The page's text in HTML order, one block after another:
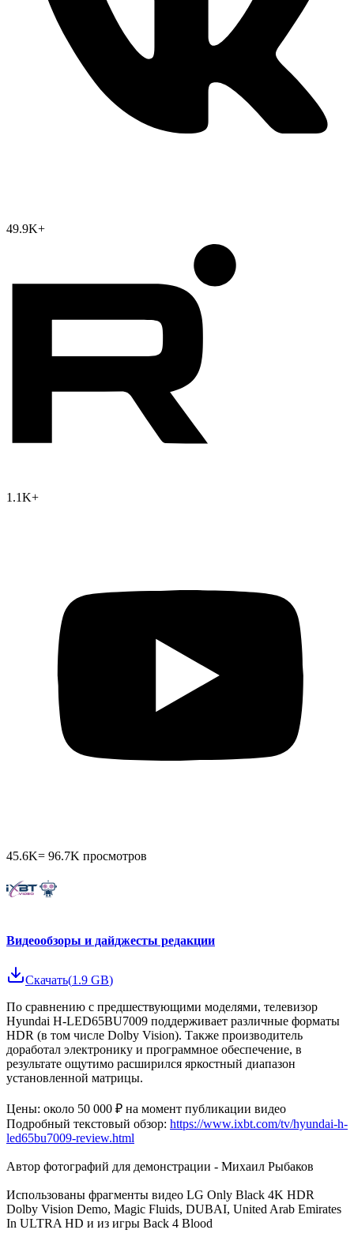
49.9K+
1.1K+
45.6K= 96.7K просмотров
Видеообзоры и дайджесты редакции
Скачать(1.9 GB)
По сравнению с предшествующими моделями, телевизор
Hyundai H-LED65BU7009 поддерживает различные форматы
HDR (в том числе Dolby Vision). Также производитель
доработал электронику и программное обеспечение, в
результате ощутимо расширился яркостный диапазон
установленной матрицы.
Цены: около 50 000 ₽ на момент публикации видео
Подробный текстовый обзор: https://www.ixbt.com/tv/hyundai-h-
led65bu7009-review.html
Автор фотографий для демонстрации - Михаил Рыбаков
Использованы фрагменты видео LG Only Black 4K HDR
Dolby Vision Demo, Magic Fluids, DUBAI, United Arab Emirates
In ULTRA HD и из игры Back 4 Blood